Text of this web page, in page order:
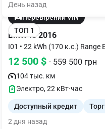
День назад
Перевірений VIN
ТОП 1
BMW I3 2016
12 500 $ · 559 500 грн
104 тыс. км
Электро, 22 кВт·час
Доступный кредит Торг
2 дня назад